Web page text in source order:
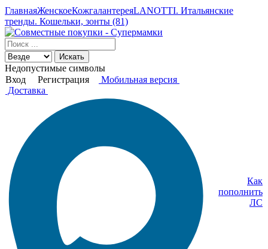
ГлавнаяЖенскоеКожгалантереяLANOTTI. Итальянские
тренды. Кошельки, зонты (81)
Искать
Недопустимые символы
Вход
Регистрация
Мобильная версия
Доставка
Как
пополнить
ЛС